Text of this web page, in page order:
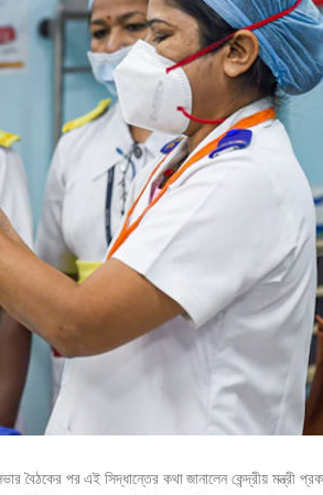
বৈঠকের পর এই সিদ্ধান্তের কথা জানালেন কেন্দ্রীয় মন্ত্রী